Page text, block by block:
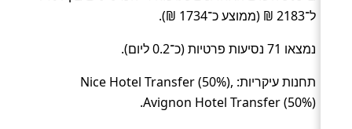
ל־2183 ₪ (ממוצע כ־1734 ₪).
נמצאו 71 נסיעות פרטיות (כ־0.2 ליום).
תחנות עיקריות: Nice Hotel Transfer (50%),
Avignon Hotel Transfer (50%).